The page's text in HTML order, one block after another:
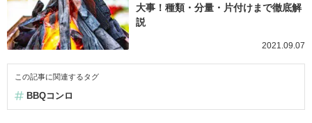
大事！種類・分量・片付けまで徹底解
説
2021.09.07
この記事に関連するタグ
BBQコンロ